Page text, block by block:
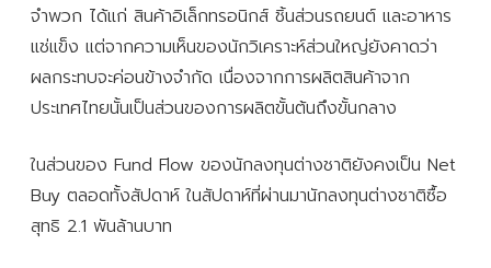
จำพวก ได้แก่ สินค้าอิเล็กทรอนิกส์ ชิ้นส่วนรถยนต์ และอาหาร
แช่แข็ง แต่จากความเห็นของนักวิเคราะห์ส่วนใหญ่ยังคาดว่า
ผลกระทบจะค่อนข้างจำกัด เนื่องจากการผลิตสินค้าจาก
ประเทศไทยนั้นเป็นส่วนของการผลิตขั้นต้นถึงขั้นกลาง
ในส่วนของ Fund Flow ของนักลงทุนต่างชาติยังคงเป็น Net
Buy ตลอดทั้งสัปดาห์ ในสัปดาห์ที่ผ่านมานักลงทุนต่างชาติซื้อ
สุทธิ 2.1 พันล้านบาท